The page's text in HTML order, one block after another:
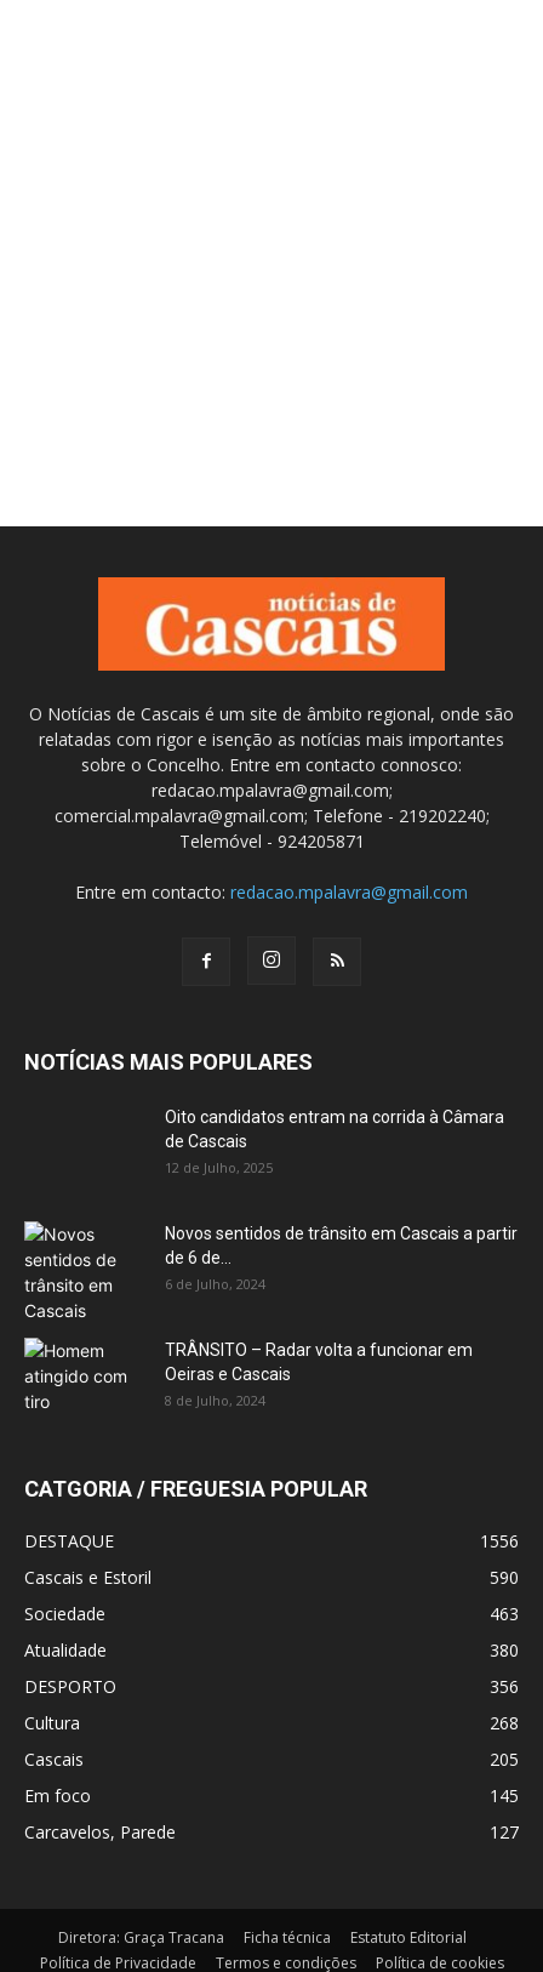
O Notícias de Cascais é um site de âmbito regional, onde são
relatadas com rigor e isenção as notícias mais importantes
sobre o Concelho. Entre em contacto connosco:
redacao.mpalavra@gmail.com;
comercial.mpalavra@gmail.com; Telefone - 219202240;
Telemóvel - 924205871
Entre em contacto: redacao.mpalavra@gmail.com
NOTÍCIAS MAIS POPULARES
Oito candidatos entram na corrida à Câmara
de Cascais
12 de Julho, 2025
Novos sentidos de trânsito em Cascais a partir
de 6 de...
6 de Julho, 2024
TRÂNSITO – Radar volta a funcionar em
Oeiras e Cascais
8 de Julho, 2024
CATGORIA / FREGUESIA POPULAR
DESTAQUE
1556
Cascais e Estoril
590
Sociedade
463
Atualidade
380
DESPORTO
356
Cultura
268
Cascais
205
Em foco
145
Carcavelos, Parede
127
Diretora: Graça Tracana Ficha técnica
Estatuto Editorial
Política de Privacidade
Termos e condições Política de cookies